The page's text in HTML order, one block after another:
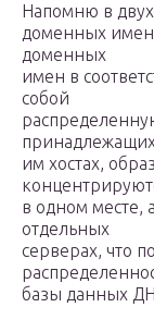
Напомню в двух
доменных
доменных
имен в
собой
принадлежащих
им хостах,
в одном месте,
отдельных
серверах, что
базы данных